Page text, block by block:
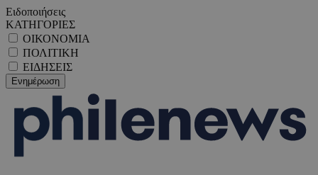
Ειδοποιήσεις
ΚΑΤΗΓΟΡΙΕΣ
ΟΙΚΟΝΟΜΙΑ
ΠΟΛΙΤΙΚΗ
ΕΙΔΗΣΕΙΣ